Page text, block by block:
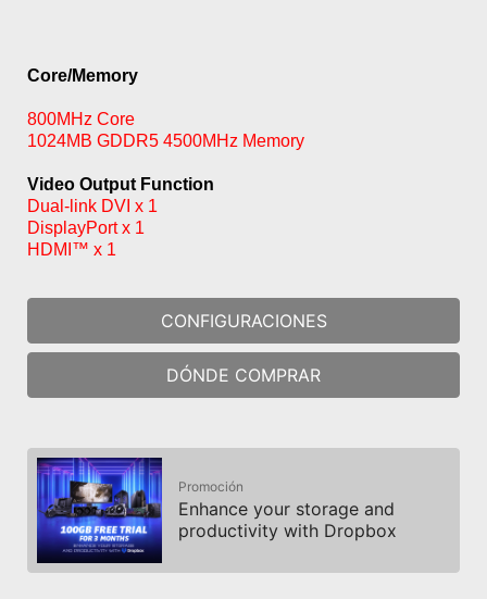
Core/Memory
800MHz Core
1024MB GDDR5 4500MHz Memory
Video Output Function
Dual-link DVI x 1
DisplayPort x 1
HDMI™ x 1
CONFIGURACIONES
DÓNDE COMPRAR
Promoción
Enhance your storage and
productivity with Dropbox